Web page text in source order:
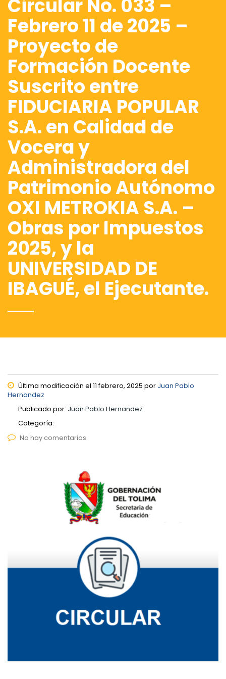
Circular No. 033 –
Febrero 11 de 2025 –
Proyecto de
Formación Docente
Suscrito entre
FIDUCIARIA POPULAR
S.A. en Calidad de
Vocera y
Administradora del
Patrimonio Autónomo
OXI METROKIA S.A. –
Obras por Impuestos
2025, y la
UNIVERSIDAD DE
IBAGUÉ, el Ejecutante.
Última modificación el 11 febrero, 2025 por Juan Pablo
Hernandez
Publicado por: Juan Pablo Hernandez
Categoría:
No hay comentarios